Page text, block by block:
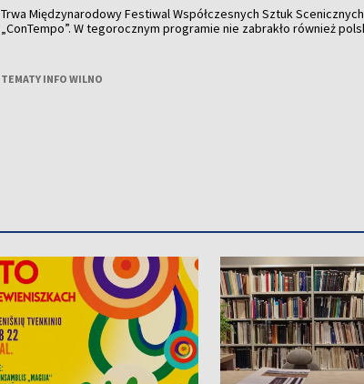
Trwa Międzynarodowy Festiwal Współczesnych Sztuk Scenicznych
„ConTempo”. W tegorocznym programie nie zabrakło również polskich
„Who Cares”.
TEMATY INFO WILNO